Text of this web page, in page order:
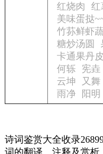
红烧肉
红
美味蛋挞
竹荪鲜虾
糖炒汤圆
卡通果丹皮
何轹
宪垚
云坤
又舞
雨净
阳明
诗词鉴赏大全收录
词的翻译、注释及赏析